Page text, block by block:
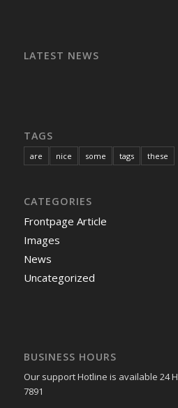
LATEST NEWS
TAGS
are nice some tags these
CATEGORIES
Frontpage Article
Images
News
Uncategorized
BUSINESS HOURS
Our support Hotline is available 24
7891